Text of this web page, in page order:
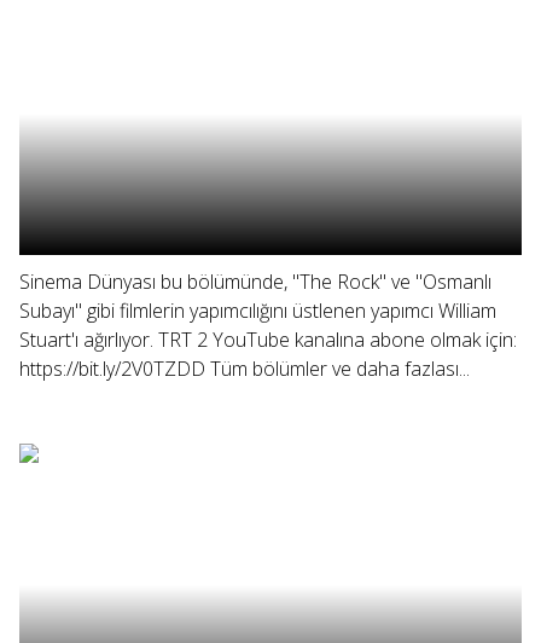
Sinema Dünyası bu bölümünde, "The Rock" ve "Osmanlı
Subayı" gibi filmlerin yapımcılığını üstlenen yapımcı William
Stuart'ı ağırlıyor. TRT 2 YouTube kanalına abone olmak için:
https://bit.ly/2V0TZDD Tüm bölümler ve daha fazlası...